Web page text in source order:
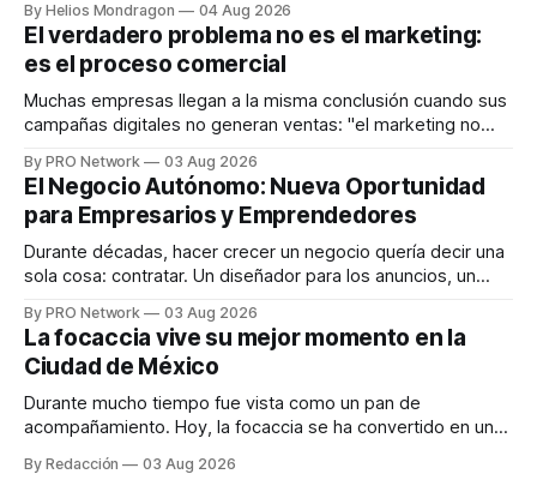
dispositivos inteligentes, inteligencia artificial y monitoreo
en tiempo real para ayudar a las personas a tomar mejores
decisiones sobre su salud metabólica. Su propuesta busca
responder
By Helios Mondragon 04 Aug 2026
El verdadero problema no es el marketing:
es el proceso comercial
Muchas empresas llegan a la misma conclusión cuando sus
campañas digitales no generan ventas: "el marketing no
INTERIUS, el problema suele estar en otro lugar. Durante
una entrevista para el podcast SER PRO, el especialista en
marketing digital explicó que
By PRO Network 03 Aug 2026
El Negocio Autónomo: Nueva Oportunidad
para Empresarios y Emprendedores
Durante décadas, hacer crecer un negocio quería decir una
sola cosa: contratar. Un diseñador para los anuncios, un
para los textos, alguien que supiera de publicidad digital
para encontrar prospectos, un vendedor para atender
llamadas y mensajes, y —con suerte— una persona
By PRO Network 03 Aug 2026
La focaccia vive su mejor momento en la
Ciudad de México
Durante mucho tiempo fue vista como un pan de
acompañamiento. Hoy, la focaccia se ha convertido en uno
artesanal, ingredientes de calidad y experiencias que
By Redacción 03 Aug 2026